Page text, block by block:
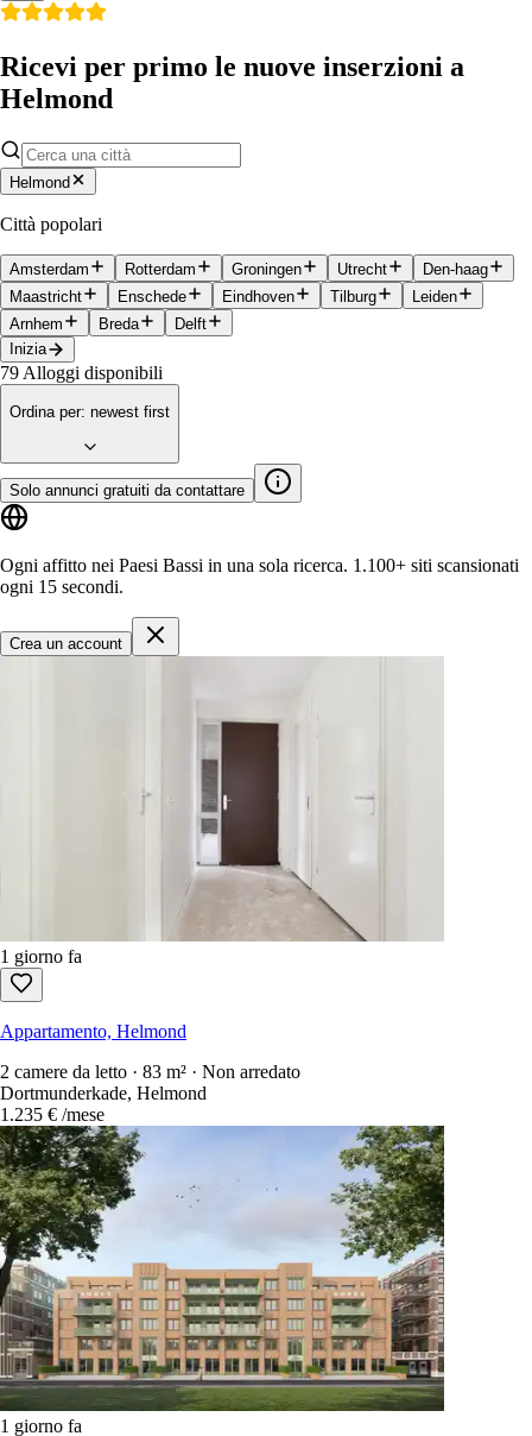
Ricevi per primo le nuove inserzioni a
Helmond
Helmond
Città popolari
Amsterdam Rotterdam Groningen Utrecht
Den-haag
Maastricht
Enschede Eindhoven Tilburg
Leiden
Arnhem
Breda
Delft
Inizia
79 Alloggi disponibili
Ordina per: newest first
Solo annunci gratuiti da contattare
Ogni affitto nei Paesi Bassi in una sola ricerca. 1.100+ siti scansionati
ogni 15 secondi.
Crea un account
1 giorno fa
Appartamento, Helmond
2 camere da letto · 83 m² · Non arredato
Dortmunderkade, Helmond
1.235 € /mese
1 giorno fa